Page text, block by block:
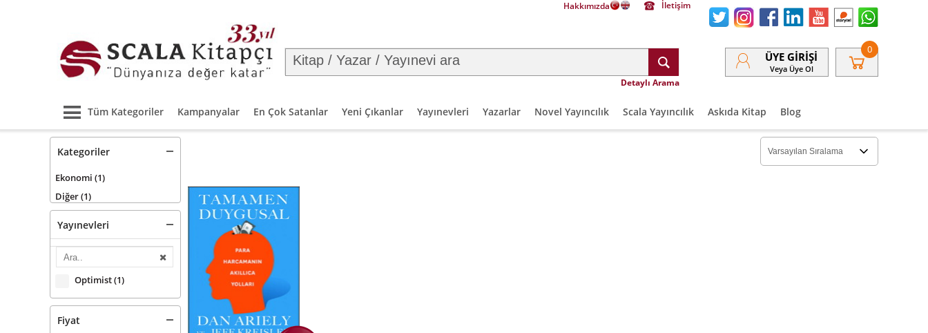
Hakkımızda İletişim
Detaylı Arama
ÜYE GIRIŞI
Veya Üye Ol
0
Tüm Kategoriler Kampanyalar En Çok Satanlar Yeni Çıkanlar Yayınevleri Yazarlar Novel Yayıncılık Scala Yayıncılık Askıda Kitap Blog
Kategoriler
Ekonomi (1)
Diğer(1)
Yayınevleri
Optimist(1)
Fiyat